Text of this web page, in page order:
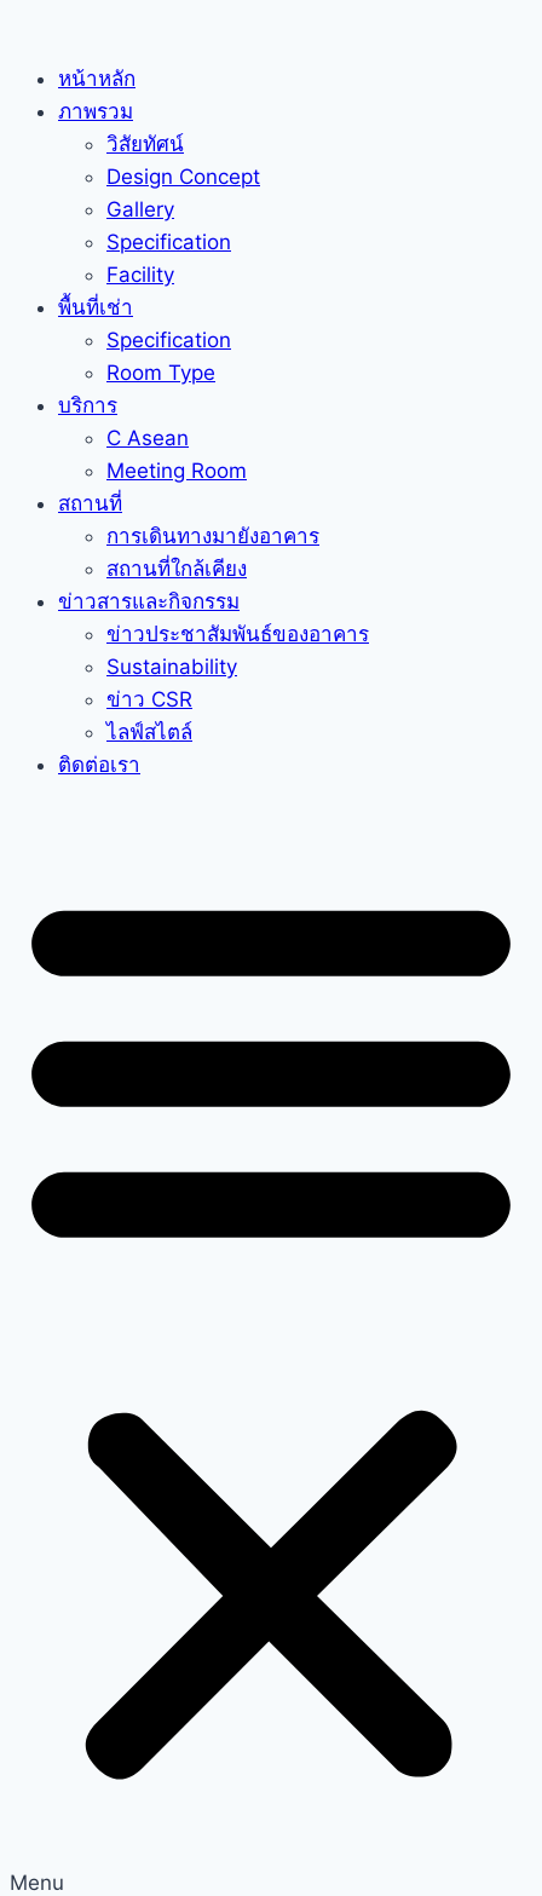
contentหน้าหลัก
ภาพรวม
วิสัยทัศน์
Design Concept
Gallery
Specification
Facility
พื้นที่เช่า
Specification
Room Type
บริการ
C Asean
Meeting Room
สถานที่
การเดินทางมายังอาคาร
สถานที่ใกล้เคียง
ข่าวสารและกิจกรรม
ข่าวประชาสัมพันธ์ของอาคาร
Sustainability
ข่าว CSR
ไลฟ์สไตล์
ติดต่อเรา
Menu